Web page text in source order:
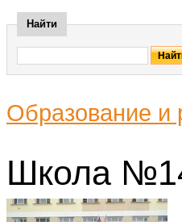
Найти
Образование и
Школа